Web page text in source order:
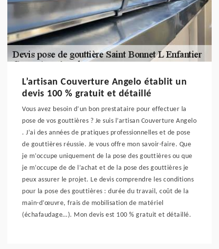
L’artisan Couverture Angelo établit un
devis 100 % gratuit et détaillé
Vous avez besoin d’un bon prestataire pour effectuer la
pose de vos gouttières ? Je suis l’artisan Couverture Angelo
. J’ai des années de pratiques professionnelles et de pose
de gouttières réussie. Je vous offre mon savoir-faire. Que
je m’occupe uniquement de la pose des gouttières ou que
je m’occupe de de l’achat et de la pose des gouttières je
peux assurer le projet. Le devis comprendre les conditions
pour la pose des gouttières : durée du travail, coût de la
main-d’œuvre, frais de mobilisation de matériel
(échafaudage…). Mon devis est 100 % gratuit et détaillé.